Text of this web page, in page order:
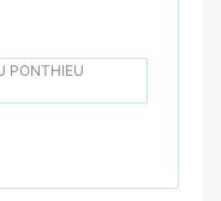
PONTHIEU